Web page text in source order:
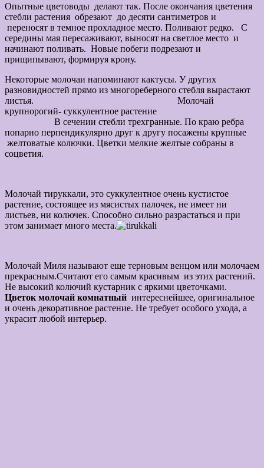
Опытные цветоводы делают так. После окончания цветения
стебли растения обрезают до десяти сантиметров и
переносят в темное прохладное место. Поливают редко. С
середины мая пересаживают, выносят на светлое место и
начинают поливать. Новые побеги подрезают и
прищипывают, формируя крону.
Некоторые молочаи напоминают кактусы. У других
разновидностей прямо из многореберного стебля вырастают
листья. Молочай
крупнорогий- суккулентное растение
В сечении стебли трехгранные. По краю ребра
попарно перпендикулярно друг к другу посажены крупные
желтоватые колючки. Цветки мелкие желтые собраны в
соцветия.
Молочай тируккали, это суккулентное очень кустистое
растение, состоящее из мясистых палочек, не имеет ни
листьев, ни колючек. Способно сильно разрастаться и при
этом занимает много места.
Молочай Миля называют еще терновым венцом или молочаем
прекрасным.Считают его самым красивым из этих растений.
Не высокий колючий кустарник с яркими цветочками.
Цветок молочай комнатный интереснейшее, оригинальное
и очень декоративное растение. Не требует особого ухода, а
украсит любой интерьер.